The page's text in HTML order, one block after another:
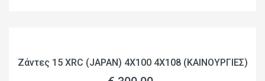
Ζάντες 15 XRC (JAPAN) 4X100 4X108 (ΚΑΙΝΟΥΡΓΙΕΣ)